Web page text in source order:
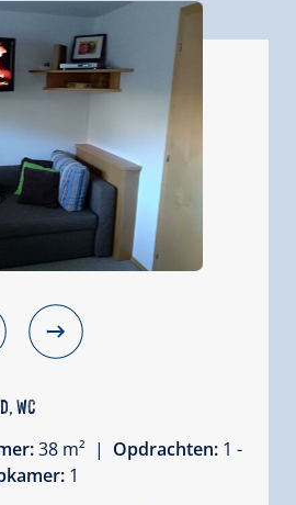
wc
38 m² | Opdrachten: 1 -
1